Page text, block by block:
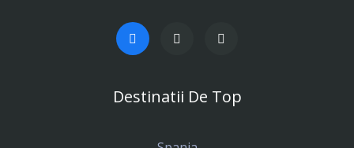
Destinatii De Top